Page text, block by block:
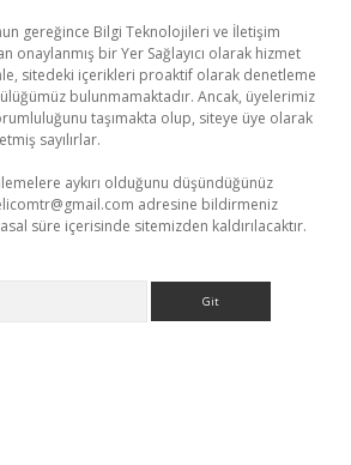
gereğince Bilgi Teknolojileri ve İletişim
onaylanmış bir Yer Sağlayıcı olarak hizmet
sitedeki içerikleri proaktif olarak denetleme
bulunmamaktadır. Ancak, üyelerimiz
taşımakta olup, siteye üye olarak
sayılırlar.
aykırı olduğunu düşündüğünüz
adresine bildirmeniz
süre içerisinde sitemizden kaldırılacaktır.